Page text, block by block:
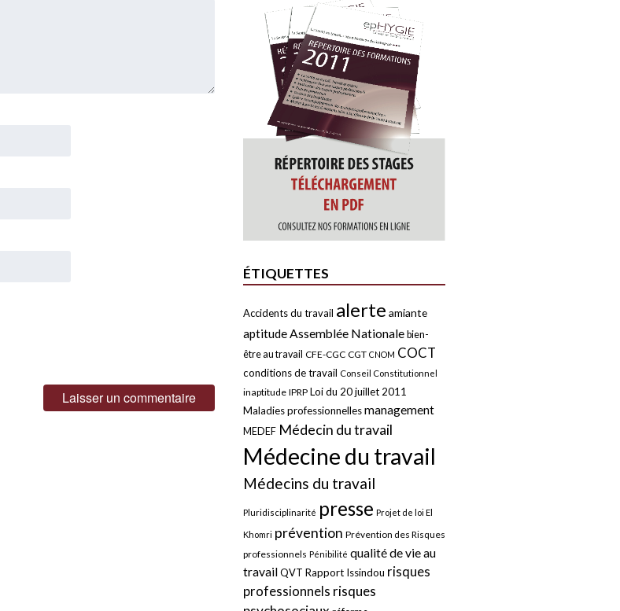
ÉTIQUETTES
Accidents du travail alerte amiante
aptitudeAssemblée Nationale bien-
être au travail CFE-CGC CGT CNOM COCT
conditions de travail Conseil Constitutionnel
inaptitude IPRP Loi du 20 juillet 2011
Maladies professionnellesmanagement
MEDEF Médecin du travail
Médecine du travail
Médecins du travail
Pluridisciplinarité presse Projet de loi El
Khomri prévention Prévention des Risques
professionnels Pénibilité qualité de vie au
travailQVT Rapport Issindou risques
professionnels risques